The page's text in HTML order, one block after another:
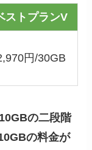
ストプランV
円/30GB
の二段階
の料金が